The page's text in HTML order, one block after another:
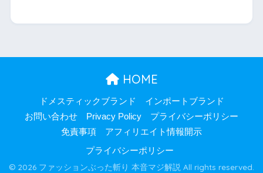
HOME
ドメスティックブランド
インポートブランド
お問い合わせ
Privacy Policy
プライバシーポリシー
免責事項
アフィリエイト情報開示
プライバシーポリシー
© 2026 ファッションぶった斬り 本音マジ解説 All rights reserved.